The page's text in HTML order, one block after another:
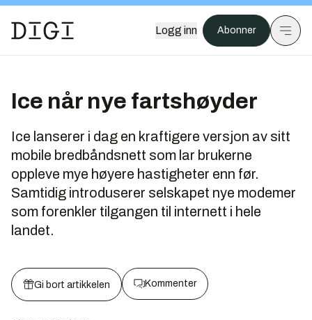
Logg inn Abonner
Ice når nye fartshøyder
Ice lanserer i dag en kraftigere versjon av sitt
mobile bredbåndsnett som lar brukerne
oppleve mye høyere hastigheter enn før.
Samtidig introduserer selskapet nye modemer
som forenkler tilgangen til internett i hele
landet.
Gi bort artikkelen Kommenter